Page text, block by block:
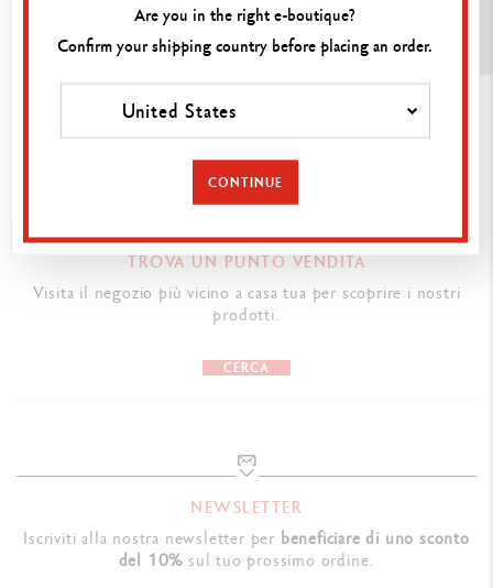
TROVA UN PUNTO VENDITA
Visita il negozio più vicino a casa tua per scoprire i nostri
prodotti.
CERCA
NEWSLETTER
Iscriviti alla nostra newsletter per beneficiare di uno sconto
del 10% sul tuo prossimo ordine.
Are you in the right e-boutique?
Confirm your shipping country before placing an order.
United States
CONTINUE